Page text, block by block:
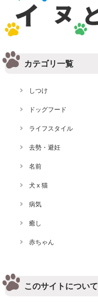
カテゴリ一覧
しつけ
ドッグフード
ライフスタイル
去勢・避妊
名前
犬 x 猫
病気
癒し
赤ちゃん
このサイトについて